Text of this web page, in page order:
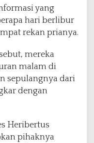
yang
hari berlibur
rekan prianya.
mereka
malam di
sepulangnya dari
dengan
Heribertus
pihaknya